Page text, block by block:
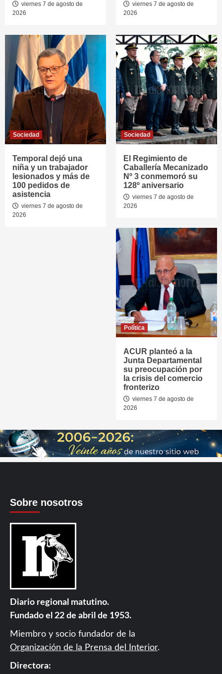
viernes 7 de agosto de
2026
viernes 7 de agosto de
2026
Sociedad
Temporal dejó una
niña y un trabajador
lesionados y más de
100 pedidos de
asistencia
viernes 7 de agosto de
2026
Sociedad
El Regimiento de
Caballería Mecanizado
Nº 3 conmemoró su
128º aniversario
viernes 7 de agosto de
2026
Política
ACUR planteó a la
Junta Departamental
su preocupación por
la crisis del comercio
fronterizo
viernes 7 de agosto de
2026
Sobre nosotros
Diario regional matutino.
Fundado el 22 de abril de 1953.
Miembro y socio fundador de la
Organización de la Prensa del Interior.
Directora: